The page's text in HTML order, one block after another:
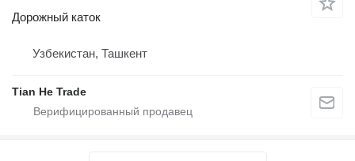
Дорожный каток
Узбекистан, Ташкент
Tian He Trade